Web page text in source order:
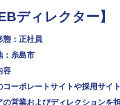
ディレクター】
：正社員
糸島市
容
コーポレートサイトや採用サイ
の営業およびディレクションを